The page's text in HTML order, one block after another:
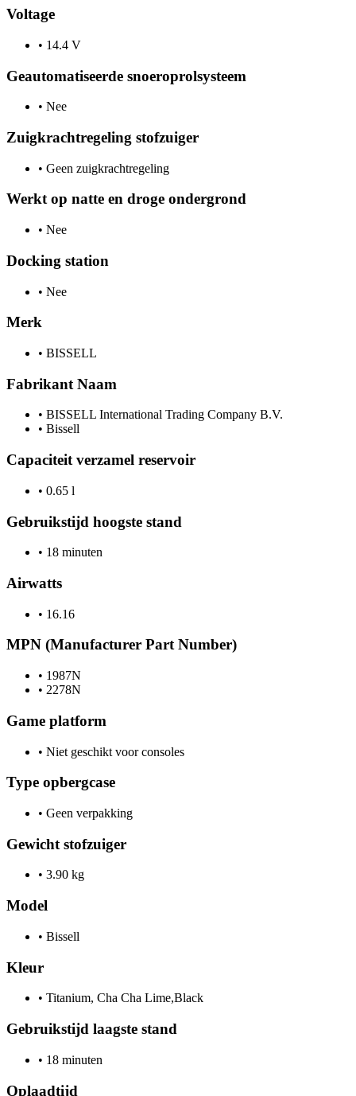
Voltage
• 14.4 V
Geautomatiseerde snoeroprolsysteem
• Nee
Zuigkrachtregeling stofzuiger
• Geen zuigkrachtregeling
Werkt op natte en droge ondergrond
• Nee
Docking station
• Nee
Merk
• BISSELL
Fabrikant Naam
• BISSELL International Trading Company B.V.
• Bissell
Capaciteit verzamel reservoir
• 0.65 l
Gebruikstijd hoogste stand
• 18 minuten
Airwatts
• 16.16
MPN (Manufacturer Part Number)
• 1987N
• 2278N
Game platform
• Niet geschikt voor consoles
Type opbergcase
• Geen verpakking
Gewicht stofzuiger
• 3.90 kg
Model
• Bissell
Kleur
• Titanium, Cha Cha Lime,Black
Gebruikstijd laagste stand
• 18 minuten
Oplaadtijd